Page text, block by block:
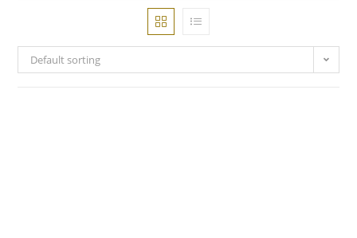
Default sorting